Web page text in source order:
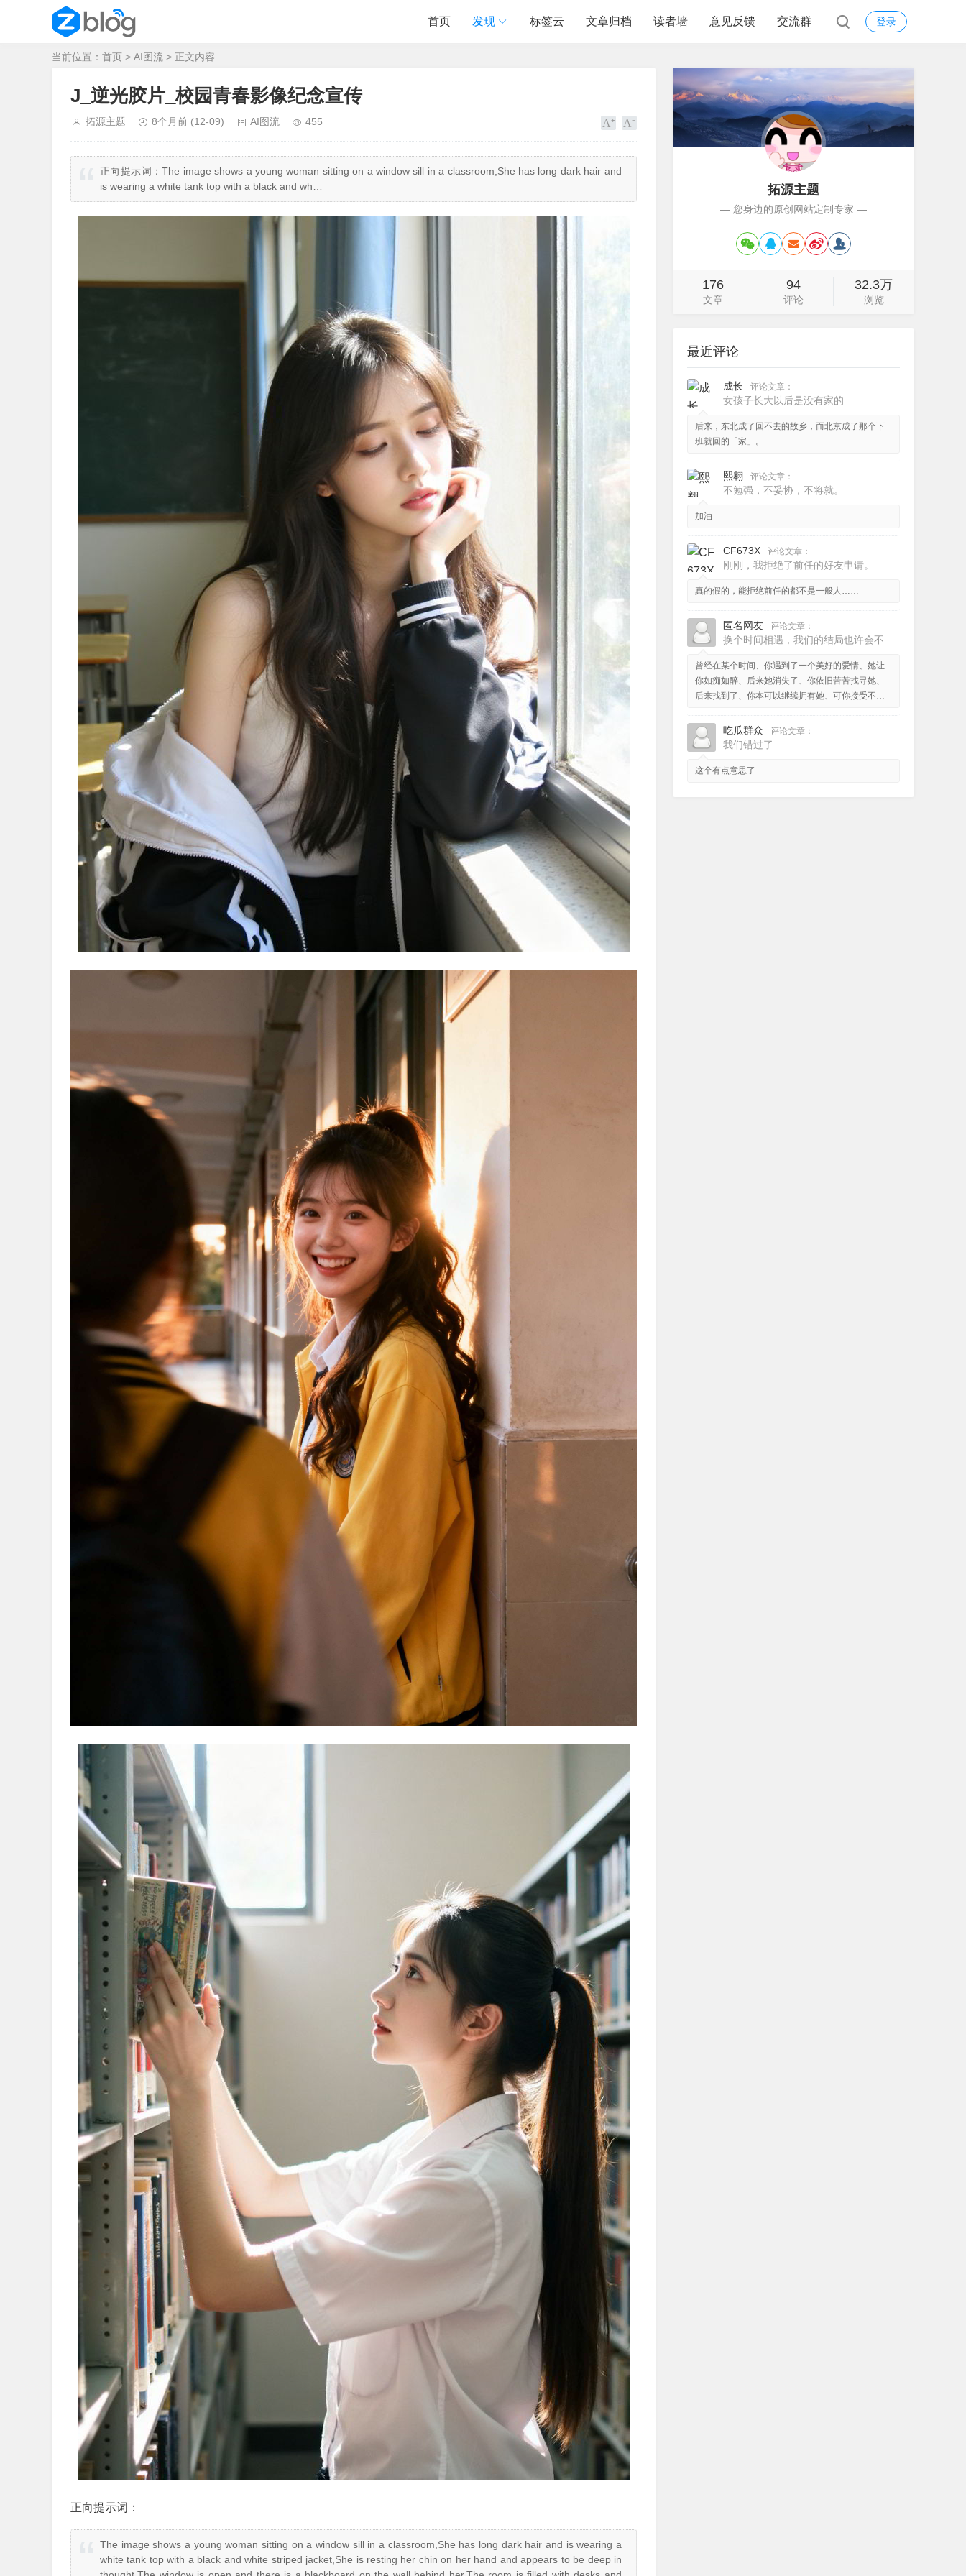
登录
首页 发现 标签云 文章归档 读者墙 意见反馈 交流群
当前位置： 首页 > AI图流 > 正文内容
J_逆光胶片_校园青春影像纪念宣传
拓源主题 8个月前 (12-09) AI图流 455
正向提示词：The image shows a young woman sitting on a window sill in a classroom,She has long dark hair and
is wearing a white tank top with a black and wh…
正向提示词：
The image shows a young woman sitting on a window sill in a classroom,She has long dark hair and is wearing a
white tank top with a black and white striped jacket,She is resting her chin on her hand and appears to be deep in
拓源主题
— 您身边的原创网站定制专家 —
176
文章
94
评论
32.3万
浏览
最近评论
成长 评论文章：
女孩子长大以后是没有家的
后来，东北成了回不去的故乡，而北京成了那个下
班就回的「家」。
熙翱 评论文章：
不勉强，不妥协，不将就。
加油
CF673X 评论文章：
刚刚，我拒绝了前任的好友申请。
真的假的，能拒绝前任的都不是一般人……
匿名网友
评论文章：
换个时间相遇，我们的结局也许会不一样。
曾经在某个时间、你遇到了一个美好的爱情、她让
你如痴如醉、后来她消失了、你依旧苦苦找寻她、
后来找到了、你本可以继续拥有她、可你接受不了
吃瓜群众 评论文章：
我们错过了
这个有点意思了